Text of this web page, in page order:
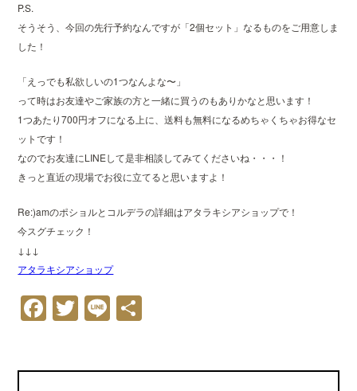
P.S.
そうそう、今回の先行予約なんですが「2個セット」なるものをご用意しま
した！
「えっでも私欲しいの1つなんよな〜」
って時はお友達やご家族の方と一緒に買うのもありかなと思います！
1つあたり700円オフになる上に、送料も無料になるめちゃくちゃお得なセ
ットです！
なのでお友達にLINEして是非相談してみてくださいね・・・！
きっと直近の現場でお役に立てると思いますよ！
Re:)amのポショルとコルデラの詳細はアタラキシアショップで！
今スグチェック！
↓↓↓
アタラキシアショップ
Facebook
Twitter
Line